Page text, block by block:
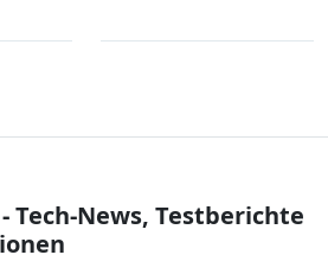
Tech-News, Testberichte